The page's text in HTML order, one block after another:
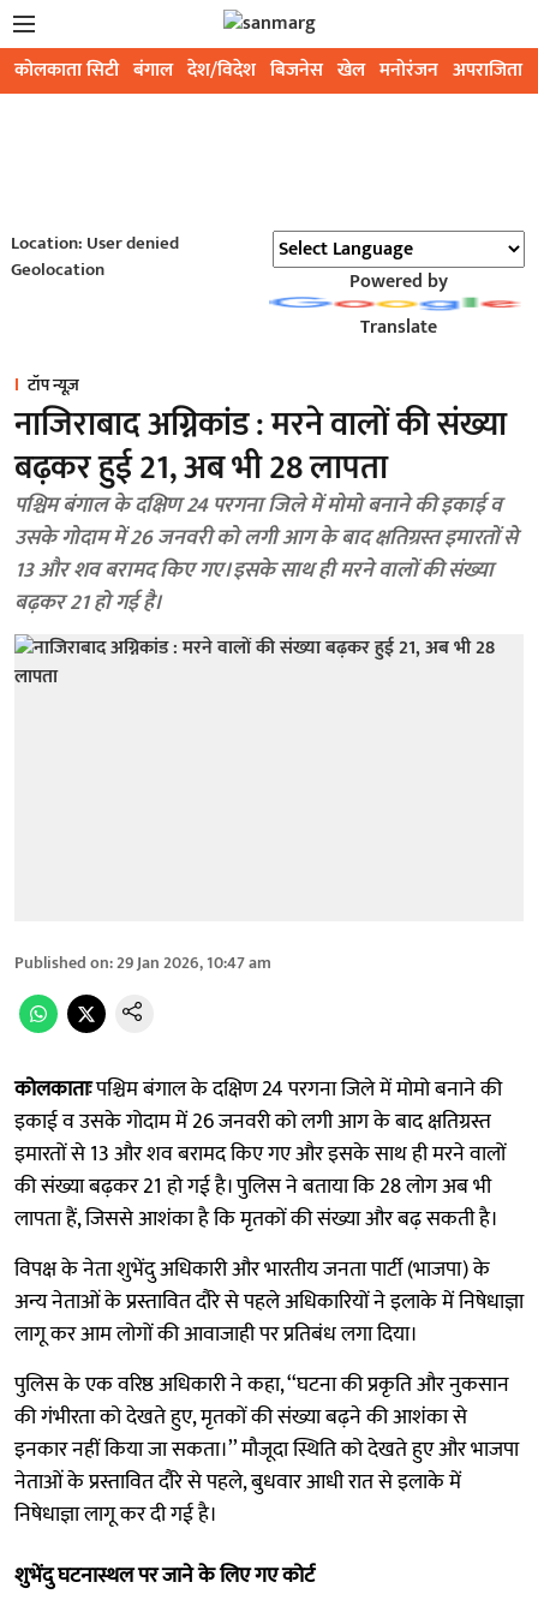
कोलकाता सिटी बंगाल देश/विदेश बिजनेस खेल मनोरंजन अपराजिता
Location: User denied
Geolocation
Powered by
Translate
टॉप न्यूज़
नाजिराबाद अग्निकांड : मरने वालों की संख्या
बढ़कर हुई 21, अब भी 28 लापता
पश्चिम बंगाल के दक्षिण 24 परगना जिले में मोमो बनाने की इकाई व
उसके गोदाम में 26 जनवरी को लगी आग के बाद क्षतिग्रस्त इमारतों से
13 और शव बरामद किए गए। इसके साथ ही मरने वालों की संख्या
बढ़कर 21 हो गई है।
Published on:29 Jan 2026, 10:47 am
कोलकाताःपश्चिम बंगाल के दक्षिण 24 परगना जिले में मोमो बनाने की
इकाई व उसके गोदाम में 26 जनवरी को लगी आग के बाद क्षतिग्रस्त
इमारतों से 13 और शव बरामद किए गए और इसके साथ ही मरने वालों
की संख्या बढ़कर 21 हो गई है। पुलिस ने बताया कि 28 लोग अब भी
लापता हैं, जिससे आशंका है कि मृतकों की संख्या और बढ़ सकती है।
विपक्ष के नेता शुभेंदु अधिकारी और भारतीय जनता पार्टी (भाजपा) के
अन्य नेताओं के प्रस्तावित दौरे से पहले अधिकारियों ने इलाके में निषेधाज्ञा
लागू कर आम लोगों की आवाजाही पर प्रतिबंध लगा दिया।
पुलिस के एक वरिष्ठ अधिकारी ने कहा, ‘‘घटना की प्रकृति और नुकसान
की गंभीरता को देखते हुए, मृतकों की संख्या बढ़ने की आशंका से
इनकार नहीं किया जा सकता।’’ मौजूदा स्थिति को देखते हुए और भाजपा
नेताओं के प्रस्तावित दौरे से पहले, बुधवार आधी रात से इलाके में
निषेधाज्ञा लागू कर दी गई है।
शुभेंदु घटनास्थल पर जाने के लिए गए कोर्ट